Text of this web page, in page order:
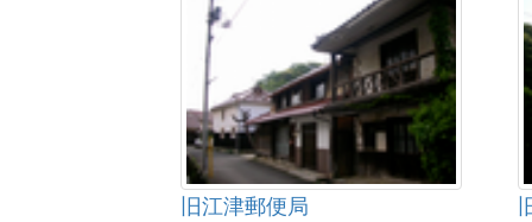
旧江津郵便局